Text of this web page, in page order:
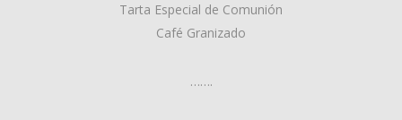
Tarta Especial de Comunión
Café Granizado
…….